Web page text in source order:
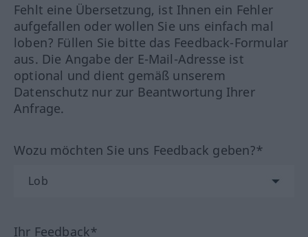
Fehlt eine Übersetzung, ist Ihnen ein Fehler
aufgefallen oder wollen Sie uns einfach mal
loben? Füllen Sie bitte das Feedback-Formular
aus. Die Angabe der E-Mail-Adresse ist
optional und dient gemäß unserem
Datenschutz nur zur Beantwortung Ihrer
Anfrage.
Wozu möchten Sie uns Feedback geben?*
Ihr Feedback*